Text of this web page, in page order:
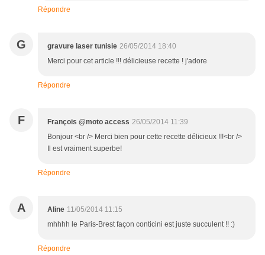
Répondre
G gravure laser tunisie 26/05/2014 18:40
Merci pour cet article !!! délicieuse recette ! j'adore
Répondre
F François @moto access 26/05/2014 11:39
Bonjour <br /> Merci bien pour cette recette délicieux !!!<br />
Il est vraiment superbe!
Répondre
A Aline 11/05/2014 11:15
mhhhh le Paris-Brest façon conticini est juste succulent !! :)
Répondre